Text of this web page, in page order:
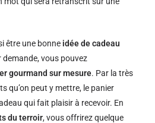
être une bonne idée de cadeau
demande, vous pouvez
gourmand sur mesure. Par la très
qu’on peut y mettre, le panier
qui fait plaisir à recevoir. En
du terroir, vous offrirez quelque